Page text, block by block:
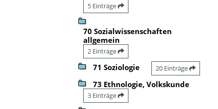
5 Einträge
70 Sozialwissenschaften
allgemein
2 Einträge
71 Soziologie 20 Einträge
73 Ethnologie, Volkskunde
3 Einträge